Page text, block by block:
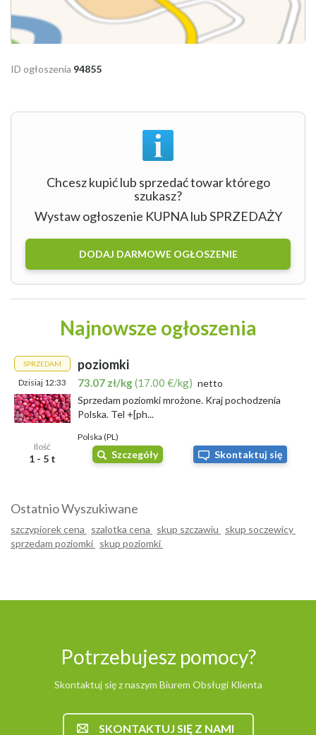
ID ogłoszenia 94855
Chcesz kupić lub sprzedać towar którego
szukasz?
Wystaw ogłoszenie KUPNA lub SPRZEDAŻY
DODAJ DARMOWE OGŁOSZENIE
Najnowsze ogłoszenia
SPRZEDAM
Dzisiaj 12:33
Ilość
1 - 5 t
poziomki
73.07 zł/kg(17.00 €/kg) netto
Sprzedam poziomki mrożone. Kraj pochodzenia
Polska. Tel +[ph...
Polska (PL)
Szczegóły Skontaktuj się
Ostatnio Wyszukiwane
szczypiorek cena szalotka cena skup szczawiu
skup soczewicy
sprzedam poziomki skup poziomki
Potrzebujesz pomocy?
Skontaktuj się z naszym Biurem Obsługi Klienta
SKONTAKTUJ SIĘ Z NAMI